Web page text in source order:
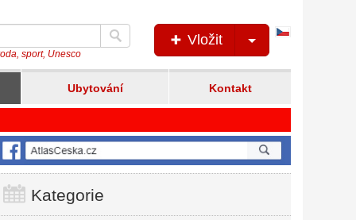
sport, Unesco
Vložit
Ubytování Kontakt
Kategorie